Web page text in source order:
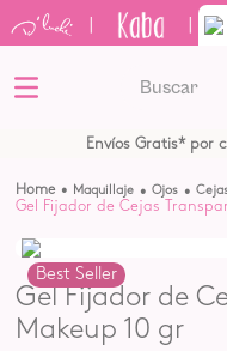
Envíos Gratis* por
maquillaje ojos
Gel Fijador de Cejas
Best Seller
Gel Fijador de
Makeup 10 gr
TÉRMINOS MÁS
2.
shampoo
3.
4.
tónico
5 . bronceador